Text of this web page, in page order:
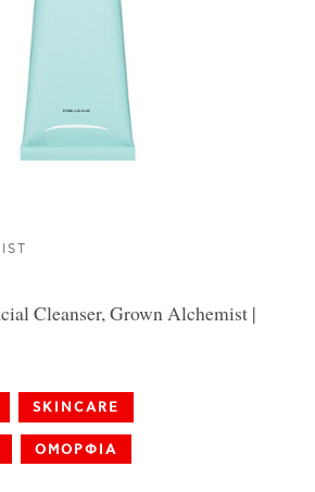
Cleanser, Grown Alchemist |
SKINCARE
ΟΜΟΡΦΙΑ